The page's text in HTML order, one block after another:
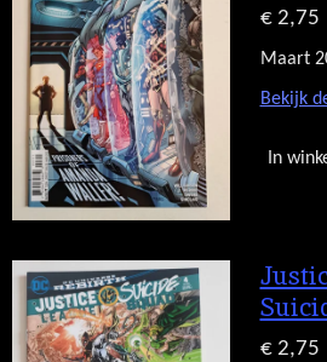
€ 2,75
Maart
Bekijk
In
€ 2,75